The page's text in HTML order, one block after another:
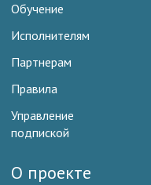
Обучение
Исполнителям
Партнерам
Правила
Управление
подпиской
О проекте